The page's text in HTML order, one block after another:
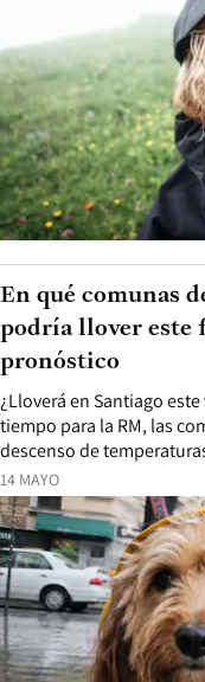
14 MAYO
¿Lloverá en Santiago
tiempo para la RM, las
descenso de
En qué comunas
podría llover este
pronóstico